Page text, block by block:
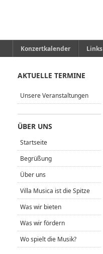
Konzertkalender Links
AKTUELLE TERMINE
Unsere Veranstaltungen
ÜBER UNS
Startseite
Begrüßung
Über uns
Villa Musica ist die Spitze
Was wir bieten
Was wir fördern
Wo spielt die Musik?